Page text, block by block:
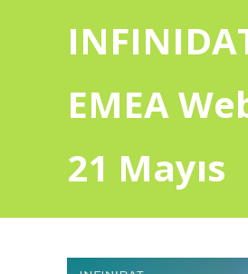
EMEA
21 Mayıs